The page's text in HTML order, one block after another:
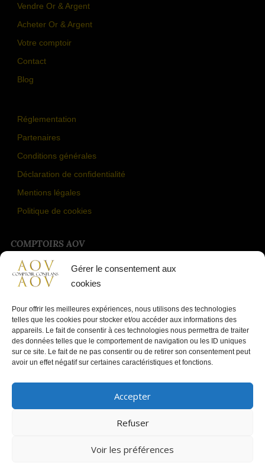
Gérer le consentement aux
cookies
Pour offrir les meilleures expériences, nous utilisons des technologies
telles que les cookies pour stocker et/ou accéder aux informations des
appareils. Le fait de consentir à ces technologies nous permettra de traiter
des données telles que le comportement de navigation ou les ID uniques
sur ce site. Le fait de ne pas consentir ou de retirer son consentement peut
avoir un effet négatif sur certaines caractéristiques et fonctions.
Accepter
Refuser
Voir les préférences
Vendre Or & Argent
Acheter Or & Argent
Votre comptoir
Contact
Blog
Réglementation
Partenaires
Conditions générales
Déclaration de confidentialité
Mentions légales
Politique de cookies
COMPTOIRS AOV
Tous les comptoirs AOV
Comptoir Or Chatou 78
Comptoir Or Conflans 78
Comptoir Or Bois D'Arcy 78
Copyright © 2025 AOV Achat or & argent à Conflans-Sainte-